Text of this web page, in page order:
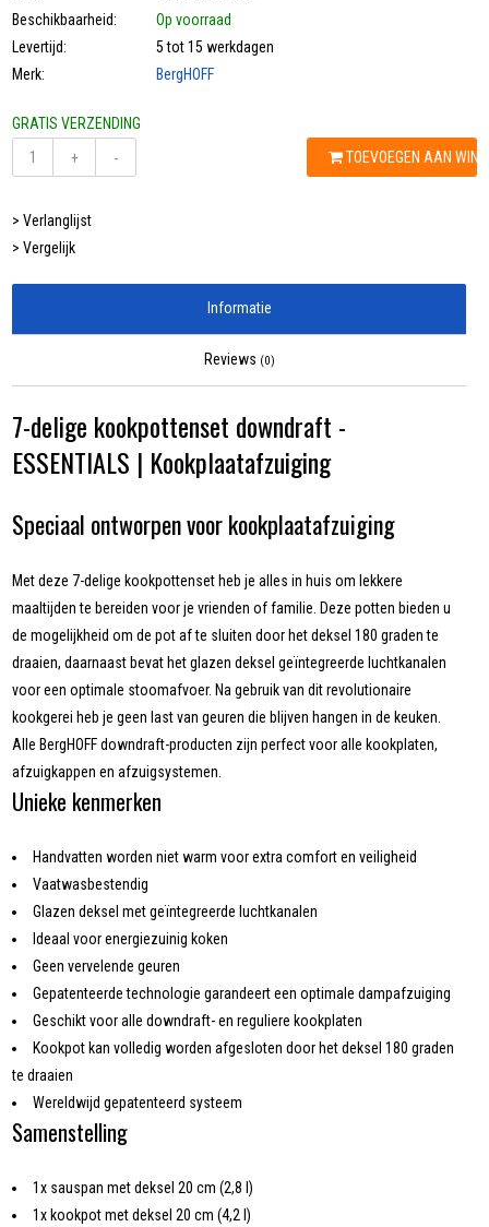
Beschikbaarheid:
Op voorraad
Levertijd:
5 tot 15 werkdagen
Merk:
BergHOFF
GRATIS VERZENDING
+
- TOEVOEGEN AAN
> Verlanglijst
> Vergelijk
Informatie
Reviews (0)
7-delige kookpottenset downdraft -
ESSENTIALS | Kookplaatafzuiging
Speciaal ontworpen voor kookplaatafzuiging
Met deze 7-delige kookpottenset heb je alles in huis om lekkere
maaltijden te bereiden voor je vrienden of familie. Deze potten bieden u
de mogelijkheid om de pot af te sluiten door het deksel 180 graden te
draaien, daarnaast bevat het glazen deksel geïntegreerde luchtkanalen
voor een optimale stoomafvoer. Na gebruik van dit revolutionaire
kookgerei heb je geen last van geuren die blijven hangen in de keuken.
Alle BergHOFF downdraft-producten zijn perfect voor alle kookplaten,
afzuigkappen en afzuigsystemen.
Unieke kenmerken
Handvatten worden niet warm voor extra comfort en veiligheid
Vaatwasbestendig
Glazen deksel met geïntegreerde luchtkanalen
Ideaal voor energiezuinig koken
Geen vervelende geuren
Gepatenteerde technologie garandeert een optimale dampafzuiging
Geschikt voor alle downdraft- en reguliere kookplaten
Kookpot kan volledig worden afgesloten door het deksel 180 graden
te draaien
Wereldwijd gepatenteerd systeem
Samenstelling
1x sauspan met deksel 20 cm (2,8 l)
1x kookpot met deksel 20 cm (4,2 l)